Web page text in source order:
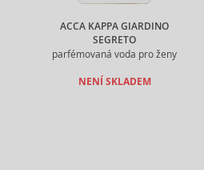
ACCA KAPPA GIARDINO
SEGRETO
parfémovaná voda pro ženy
NENÍ SKLADEM